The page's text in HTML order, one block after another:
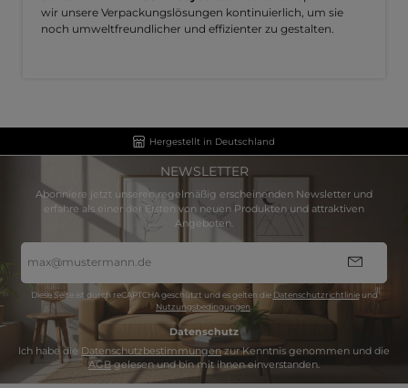
wir unsere Verpackungslösungen kontinuierlich, um sie
noch umweltfreundlicher und effizienter zu gestalten.
Hergestellt in Deutschland
NEWSLETTER
Abonniere jetzt unseren regelmäßig erscheinenden Newsletter und
erfahre als einer der Ersten von neuen Produkten und attraktiven
Angeboten.
Mail-
Adresse
Diese Seite ist durch reCAPTCHA geschützt und es gelten die Datenschutzrichtlinieund
Nutzungsbedingungen.
Datenschutz
Ich habe die Datenschutzbestimmungenzur Kenntnis genommen und die
AGBgelesen und bin mit ihnen einverstanden.